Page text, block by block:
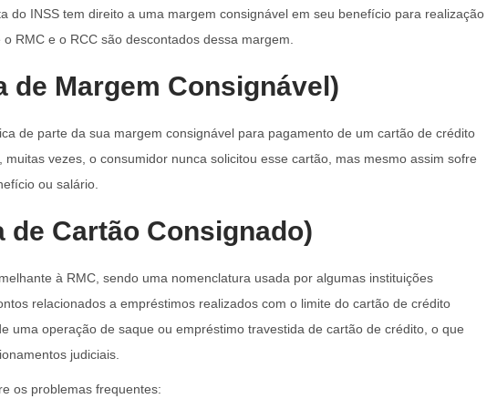
do INSS tem direito a uma margem consignável em seu benefício para realização
RMC e o RCC são descontados dessa margem.
de Margem Consignável)
de parte da sua margem consignável para pagamento de um cartão de crédito
vezes, o consumidor nunca solicitou esse cartão, mas mesmo assim sofre
ou salário.
de Cartão Consignado)
à RMC, sendo uma nomenclatura usada por algumas instituições
relacionados a empréstimos realizados com o limite do cartão de crédito
uma operação de saque ou empréstimo travestida de cartão de crédito, o que
judiciais.
os problemas frequentes: